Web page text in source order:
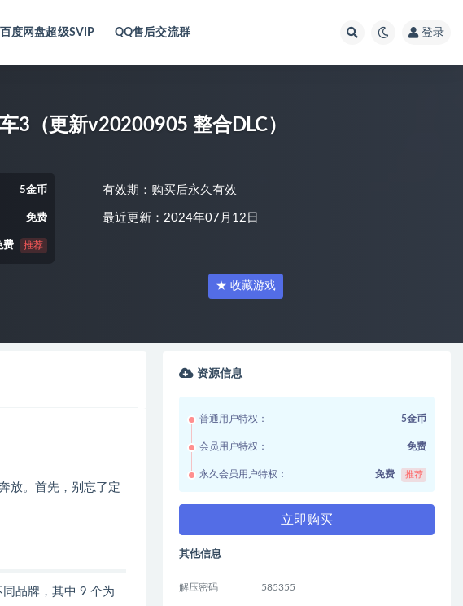
度网盘超级SVIP QQ售后交流群 登录
3（更新v20200905 整合DLC）
5金币
免费
费 推荐
有效期：购买后永久有效
最近更新：2024年07月12日
★ 收藏游戏
放。首先，别忘了定
品牌，其中 9 个为
资源信息
普通用户特权： 5金币
会员用户特权： 免费
永久会员用户特权： 免费 推荐
立即购买
其他信息
解压密码 585355